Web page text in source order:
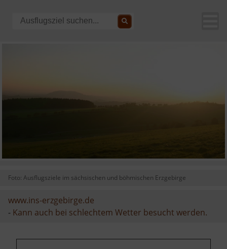
Foto: Ausflugsziele im sächsischen und böhmischen Erzgebirge
www.ins-erzgebirge.de
- Kann auch bei schlechtem Wetter besucht werden.